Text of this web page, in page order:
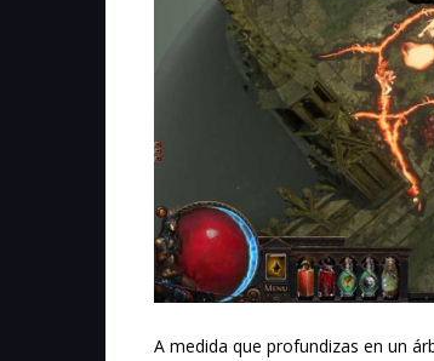
A medida que profundizas en un